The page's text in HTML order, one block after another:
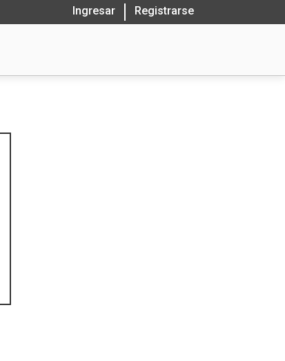
Ingresar Registrarse